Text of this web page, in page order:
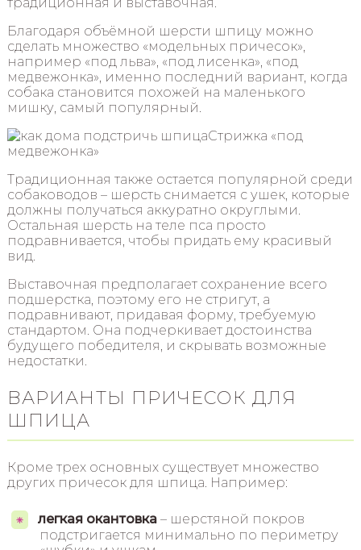
Благодаря объёмной шерсти шпицу можно
сделать множество «модельных причесок»,
например «под льва», «под лисенка», «под
медвежонка», именно последний вариант, когда
собака становится похожей на маленького
мишку, самый популярный.
Стрижка «под
медвежонка»
Традиционная также остается популярной среди
собаководов – шерсть снимается с ушек, которые
должны получаться аккуратно округлыми.
Остальная шерсть на теле пса просто
подравнивается, чтобы придать ему красивый
вид.
Выставочная предполагает сохранение всего
подшерстка, поэтому его не стригут, а
подравнивают, придавая форму, требуемую
стандартом. Она подчеркивает достоинства
будущего победителя, и скрывать возможные
недостатки.
ВАРИАНТЫ ПРИЧЕСОК ДЛЯ
ШПИЦА
Кроме трех основных существует множество
других причесок для шпица. Например:
легкая окантовка– шерстяной покров
подстригается минимально по периметру